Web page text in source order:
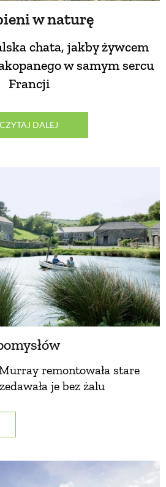
w naturę
chata, jakby żywcem
w samym sercu
Francji
CZYTAJ DALEJ
remontowała stare
je bez żalu